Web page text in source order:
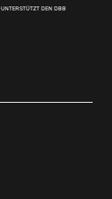
UNTERSTÜTZT DEN DBB